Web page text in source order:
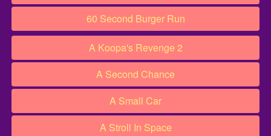
60 Second Burger Run
A Koopa's Revenge 2
A Second Chance
A Small Car
A Stroll In Space